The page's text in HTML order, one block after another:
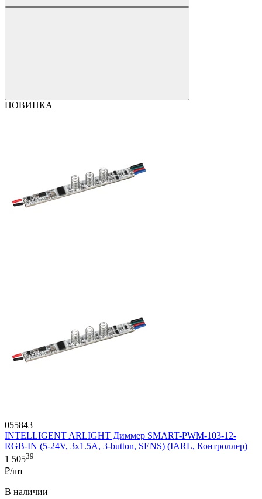
НОВИНКА
055843
INTELLIGENT ARLIGHT Диммер SMART-PWM-103-12-
RGB-IN (5-24V, 3x1.5A, 3-button, SENS) (IARL, Контроллер)
1 50539
₽/шт
В наличии